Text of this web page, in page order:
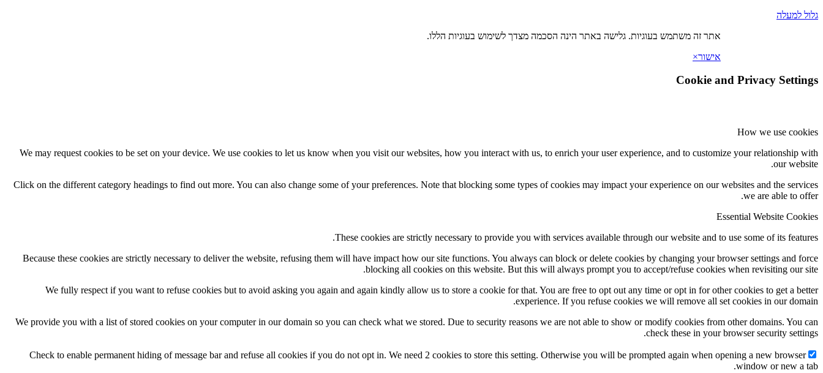
גלול למעלה
אתר זה משתמש בעוגיות. גלישה באתר הינה הסכמה מצדך לשימוש בעוגיות הללו.
אישור×
Cookie and Privacy Settings
How we use cookies
We may request cookies to be set on your device. We use cookies to let us know when you visit our websites, how you interact with us, to enrich your user experience, and to customize your relationship with
our website.
Click on the different category headings to find out more. You can also change some of your preferences. Note that blocking some types of cookies may impact your experience on our websites and the services
we are able to offer.
Essential Website Cookies
These cookies are strictly necessary to provide you with services available through our website and to use some of its features.
Because these cookies are strictly necessary to deliver the website, refusing them will have impact how our site functions. You always can block or delete cookies by changing your browser settings and force
blocking all cookies on this website. But this will always prompt you to accept/refuse cookies when revisiting our site.
We fully respect if you want to refuse cookies but to avoid asking you again and again kindly allow us to store a cookie for that. You are free to opt out any time or opt in for other cookies to get a better
experience. If you refuse cookies we will remove all set cookies in our domain.
We provide you with a list of stored cookies on your computer in our domain so you can check what we stored. Due to security reasons we are not able to show or modify cookies from other domains. You can
check these in your browser security settings.
Check to enable permanent hiding of message bar and refuse all cookies if you do not opt in. We need 2 cookies to store this setting. Otherwise you will be prompted again when opening a new browser
window or new a tab.